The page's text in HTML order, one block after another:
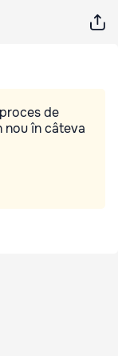
de
nou în câteva